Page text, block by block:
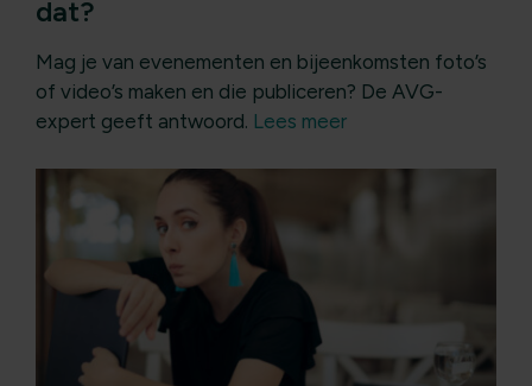
dat?
Mag je van evenementen en bijeenkomsten foto’s
of video’s maken en die publiceren? De AVG-
expert geeft antwoord. Lees meer